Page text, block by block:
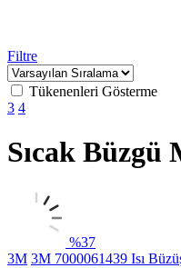
Filtre
Tükenenleri Gösterme
3 4
Sıcak Büzgü
%37
3M 3M 7000061439 Isı